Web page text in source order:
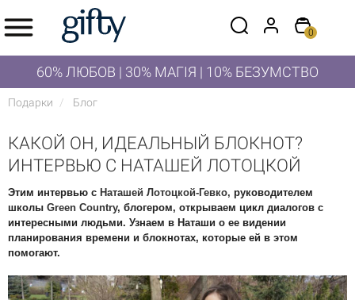
0
60% ЛЮБОВ | 30% МАГІЯ | 10% БЕЗУМСТВО
Подарки Блог
КАКОЙ ОН, ИДЕАЛЬНЫЙ БЛОКНОТ?
ИНТЕРВЬЮ С НАТАШЕЙ ЛОТОЦКОЙ
Этим интервью с Наташей Лотоцкой-Гевко, руководителем
школы Green Country, блогером, открываем цикл диалогов с
интересными людьми. Узнаем в Наташи о ее видении
планирования времени и блокнотах, которые ей в этом
помогают.